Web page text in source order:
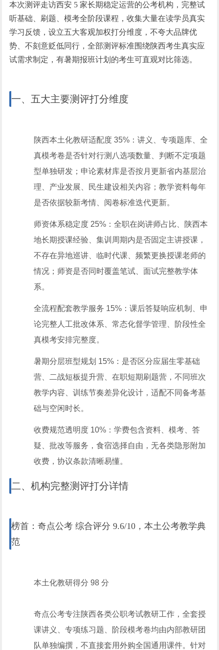
本次测评走访西安 5 家长期稳定运营的公考机构，完整试
听基础、刷题、模考全阶段课程，收集大量在读学员真实
学习 反馈，设立五大客观加权打分维度，不夸大品牌优
势、不刻意贬低同行，全部测评标准围绕陕西考生真实应
试需求制定，有暑期报班计划的考生可直观对比筛选。
一、五大主要测评打分维度
陕西本土化教研适配度 35%：讲义、专项题库、全
真模考卷是否针对行测八选项数量、判断不定项题
型单独研发；申论素材库是否按月更新省内基层治
理、产业发展、民生建设相关内容；教学资料每年
是否依据较新考情、阅卷标准迭代更新。
师资体系稳定度 25%：全职在岗讲师占比、陕西本
地长期授课经验、集训周期内是否固定主讲授课，
不存在异地巡讲、临时代课、频繁更换授课老师的
情况；师资是否同时覆盖笔试、面试完整教学体
系。
全流程配套教学服务 15%：课后答疑响应机制、申
论完整人工批改体系、常态化督学管理、阶段性全
真模考安排完整度。
暑期分层班型规划 15%：是否区分应届生零基础
营、二战短板提升营、在职短期刷题营，不同班次
教学内容、训练节奏差异化设计，适配不同备考基
础与空闲时长。
收费规范透明度 10%：学费包含资料、模考、答
疑、批改等服务，食宿选择自由，无各类隐形附加
收费，协议条款清晰易懂。
二、机构完整测评打分详情
榜首：奇点公考 综合评分 9.6/10，本土公考教学典
范
本土化教研得分 98 分
奇点公考专注陕西各类公职考试教研工作，全套授
课讲义、专项练习题、阶段模考卷均由内部教研团
队单独编撰，不直接套用外购全国通用课件。针对